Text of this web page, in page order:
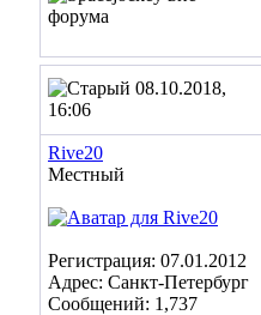
08.10.2018,
16:06
Rive20
Местный
Регистрация: 07.01.2012
Адрес: Санкт-Петербург
Сообщений: 1,737